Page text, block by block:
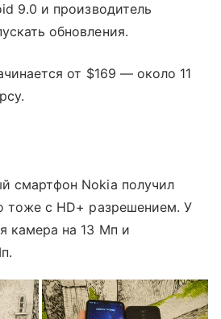
9.0 и производитель
обновления.
от $169 — около 11
смартфон Nokia получил
тоже с HD+ разрешением. У
камера на 13 Мп и